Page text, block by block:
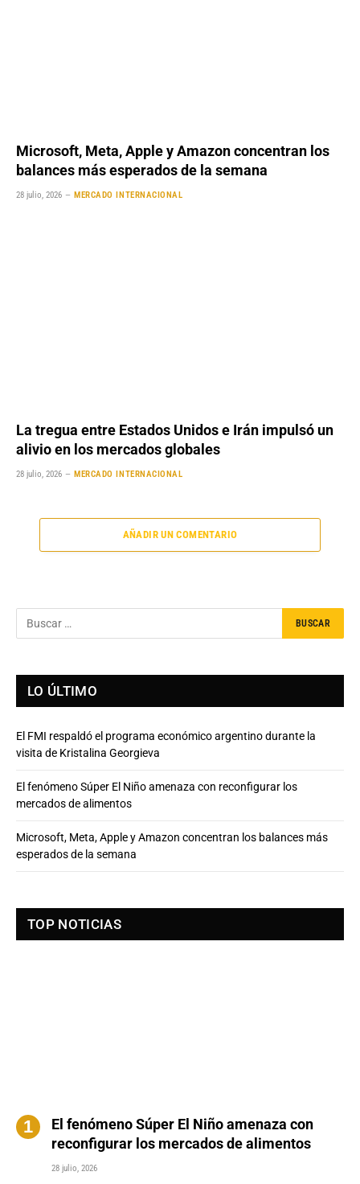
Microsoft, Meta, Apple y Amazon concentran los
balances más esperados de la semana
28 julio, 2026 MERCADO INTERNACIONAL
La tregua entre Estados Unidos e Irán impulsó un
alivio en los mercados globales
28 julio, 2026 MERCADO INTERNACIONAL
AÑADIR UN COMENTARIO
LO ÚLTIMO
El FMI respaldó el programa económico argentino durante la
visita de Kristalina Georgieva
El fenómeno Súper El Niño amenaza con reconfigurar los
mercados de alimentos
Microsoft, Meta, Apple y Amazon concentran los balances más
esperados de la semana
TOP NOTICIAS
El fenómeno Súper El Niño amenaza con
reconfigurar los mercados de alimentos
28 julio, 2026